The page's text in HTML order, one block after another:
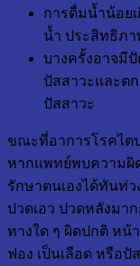
การดื่มน้ำน้อย
น้ำ ประสิทธิภา
บางครั้งอาจมี
ปัสสาวะและต
ปัสสาวะ
ขณะที่อาการโรคไต
หากแพทย์พบความผิ
รักษาตนเองได้ทันท่ว
ปวดเอว ปวดหลังมา
ทางใด ๆ ผิดปกติ หน้
ฟอง เป็นเลือด หรือ